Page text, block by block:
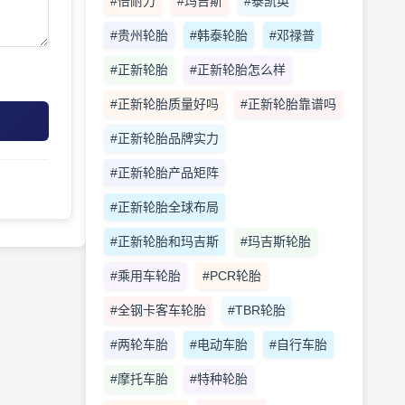
#贵州轮胎 #韩泰轮胎 #邓禄普
#正新轮胎 #正新轮胎怎么样
#正新轮胎质量好吗 #正新轮胎靠谱吗
#正新轮胎品牌实力
#正新轮胎产品矩阵
#正新轮胎全球布局
#正新轮胎和玛吉斯 #玛吉斯轮胎
#乘用车轮胎 #PCR轮胎
#全钢卡客车轮胎 #TBR轮胎
#两轮车胎 #电动车胎 #自行车胎
#摩托车胎 #特种轮胎